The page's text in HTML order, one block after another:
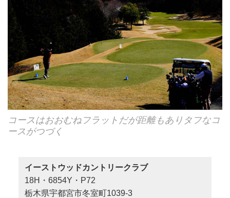
コースはおおむねフラットだが距離もありタフなコ
ースがつづく
イーストウッドカントリークラブ
18H・6854Y・P72
栃木県宇都宮市冬室町1039-3